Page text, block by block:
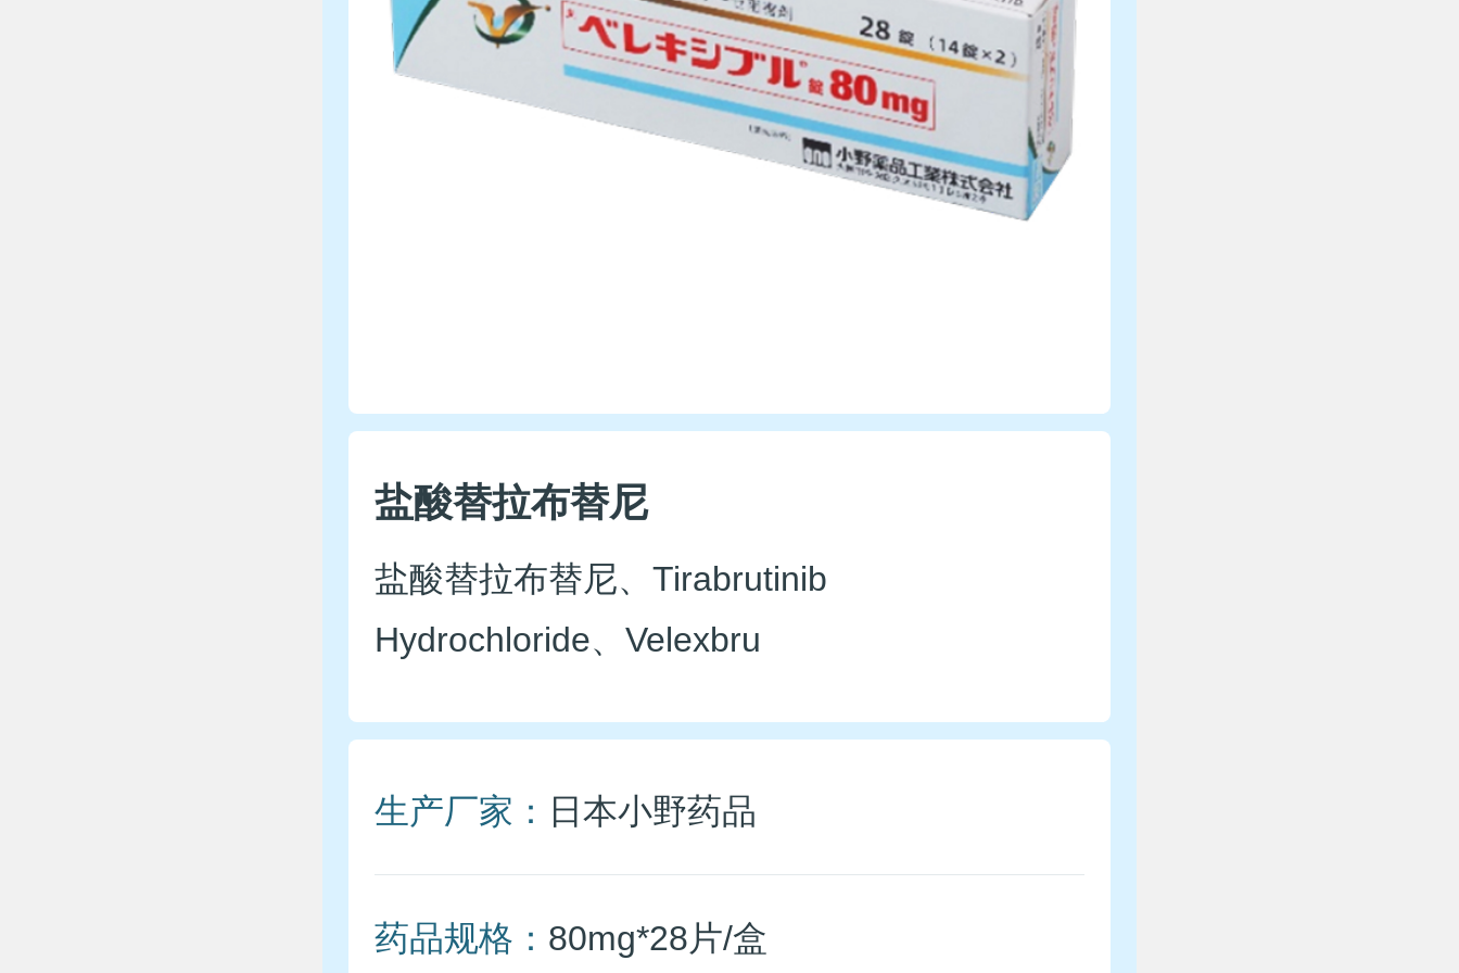
盐酸替拉布替尼
盐酸替拉布替尼、Tirabrutinib
Hydrochloride、Velexbru
生产厂家： 日本小野药品
药品规格： 80mg*28片/盒